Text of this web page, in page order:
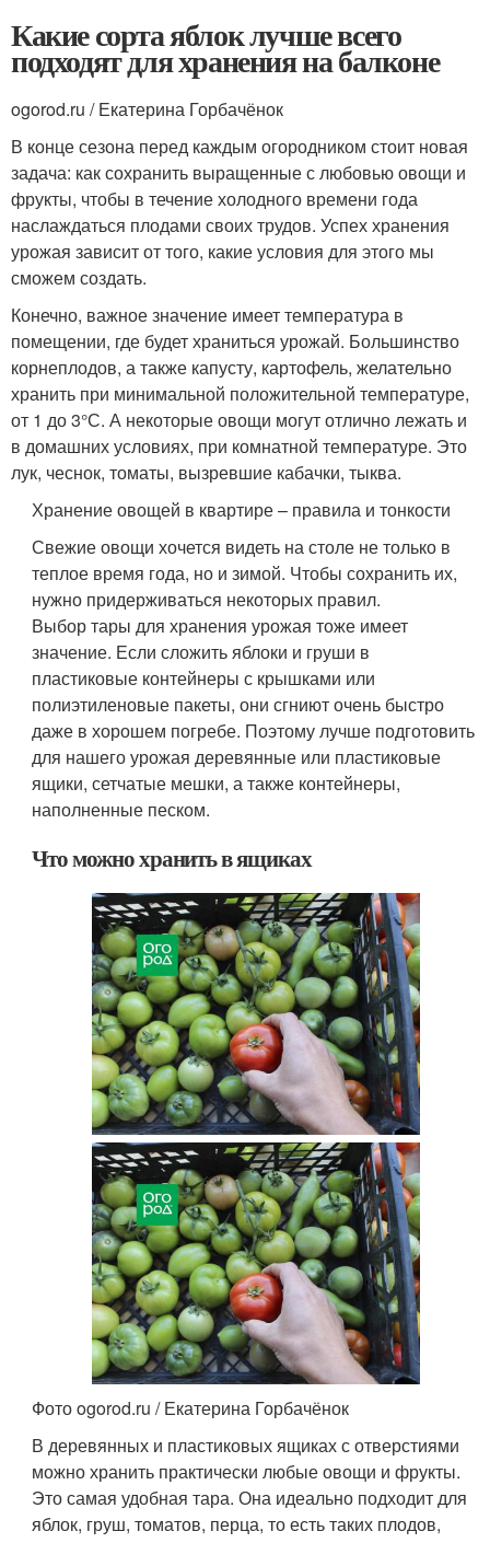
Какие сорта яблок лучше всего
подходят для хранения на балконе
ogorod.ru / Екатерина Горбачёнок
В конце сезона перед каждым огородником стоит новая
задача: как сохранить выращенные с любовью овощи и
фрукты, чтобы в течение холодного времени года
наслаждаться плодами своих трудов. Успех хранения
урожая зависит от того, какие условия для этого мы
сможем создать.
Конечно, важное значение имеет температура в
помещении, где будет храниться урожай. Большинство
корнеплодов, а также капусту, картофель, желательно
хранить при минимальной положительной температуре,
от 1 до 3°С. А некоторые овощи могут отлично лежать и
в домашних условиях, при комнатной температуре. Это
лук, чеснок, томаты, вызревшие кабачки, тыква.
Хранение овощей в квартире – правила и тонкости
Свежие овощи хочется видеть на столе не только в
теплое время года, но и зимой. Чтобы сохранить их,
нужно придерживаться некоторых правил.
Выбор тары для хранения урожая тоже имеет
значение. Если сложить яблоки и груши в
пластиковые контейнеры с крышками или
полиэтиленовые пакеты, они сгниют очень быстро
даже в хорошем погребе. Поэтому лучше подготовить
для нашего урожая деревянные или пластиковые
ящики, сетчатые мешки, а также контейнеры,
наполненные песком.
Что можно хранить в ящиках
Фото ogorod.ru / Екатерина Горбачёнок
В деревянных и пластиковых ящиках с отверстиями
можно хранить практически любые овощи и фрукты.
Это самая удобная тара. Она идеально подходит для
яблок, груш, томатов, перца, то есть таких плодов,